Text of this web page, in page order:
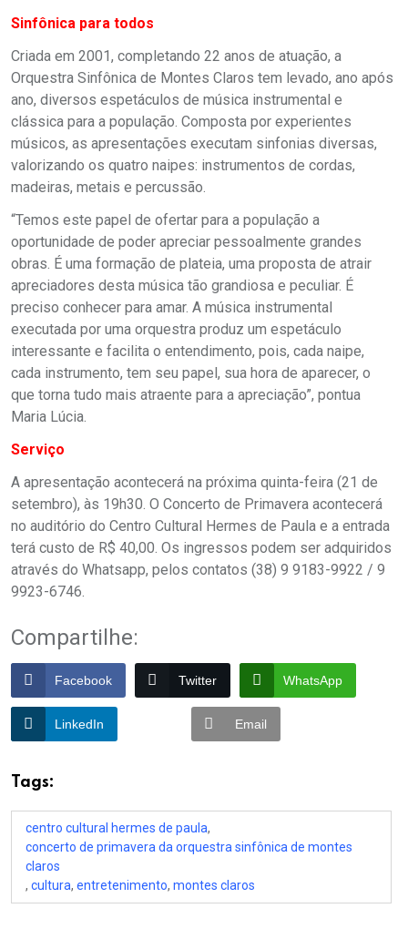
Sinfônica para todos
Criada em 2001, completando 22 anos de atuação, a
Orquestra Sinfônica de Montes Claros tem levado, ano após
ano, diversos espetáculos de música instrumental e
clássica para a população. Composta por experientes
músicos, as apresentações executam sinfonias diversas,
valorizando os quatro naipes: instrumentos de cordas,
madeiras, metais e percussão.
“Temos este papel de ofertar para a população a
oportunidade de poder apreciar pessoalmente grandes
obras. É uma formação de plateia, uma proposta de atrair
apreciadores desta música tão grandiosa e peculiar. É
preciso conhecer para amar. A música instrumental
executada por uma orquestra produz um espetáculo
interessante e facilita o entendimento, pois, cada naipe,
cada instrumento, tem seu papel, sua hora de aparecer, o
que torna tudo mais atraente para a apreciação”, pontua
Maria Lúcia.
Serviço
A apresentação acontecerá na próxima quinta-feira (21 de
setembro), às 19h30. O Concerto de Primavera acontecerá
no auditório do Centro Cultural Hermes de Paula e a entrada
terá custo de R$ 40,00. Os ingressos podem ser adquiridos
através do Whatsapp, pelos contatos (38) 9 9183-9922 / 9
9923-6746.
Compartilhe:
Facebook Twitter WhatsApp
LinkedIn Email
Tags:
centro cultural hermes de paula,
concerto de primavera da orquestra sinfônica de montes
claros
, cultura, entretenimento, montes claros